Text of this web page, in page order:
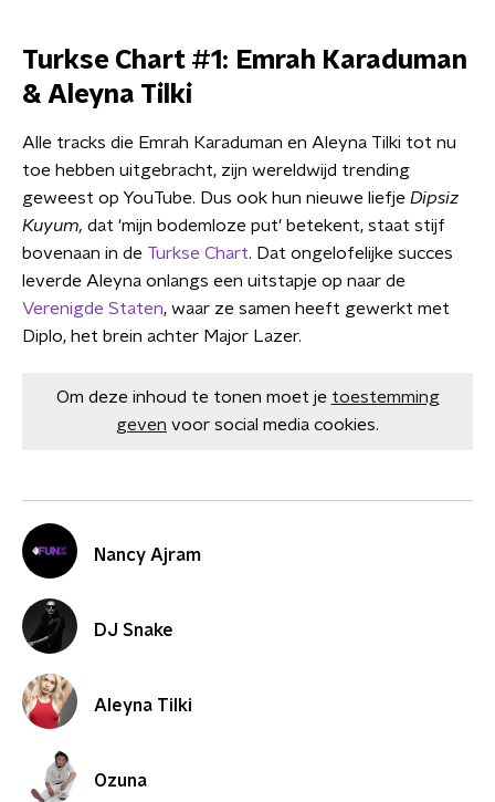
Turkse Chart #1: Emrah Karaduman
& Aleyna Tilki
Alle tracks die Emrah Karaduman en Aleyna Tilki tot nu
toe hebben uitgebracht, zijn wereldwijd trending
geweest op YouTube. Dus ook hun nieuwe liefje Dipsiz
Kuyum, dat 'mijn bodemloze put' betekent, staat stijf
bovenaan in de Turkse Chart. Dat ongelofelijke succes
leverde Aleyna onlangs een uitstapje op naar de
Verenigde Staten, waar ze samen heeft gewerkt met
Diplo, het brein achter Major Lazer.
Om deze inhoud te tonen moet je toestemming
geven voor social media cookies.
Nancy Ajram
DJ Snake
Aleyna Tilki
Ozuna